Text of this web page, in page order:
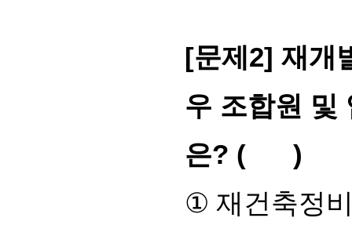
[문제 2] 재개
우 조합원 및
은? ( )
① 재건축정